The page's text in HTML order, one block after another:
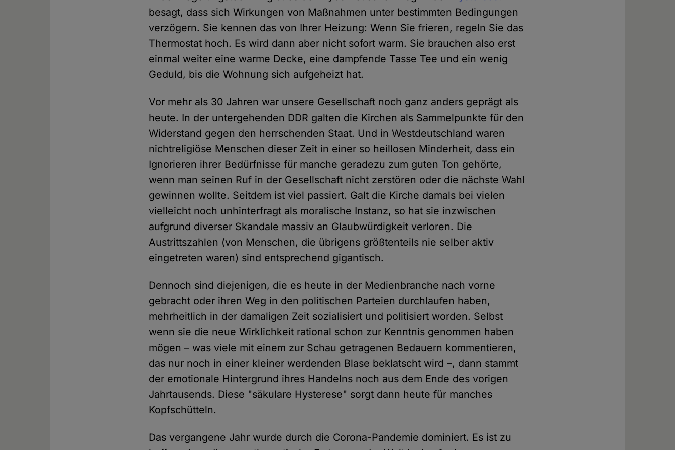
besagt, dass sich Wirkungen von Maßnahmen unter bestimmten Bedingungen
verzögern. Sie kennen das von Ihrer Heizung: Wenn Sie frieren, regeln Sie das
Thermostat hoch. Es wird dann aber nicht sofort warm. Sie brauchen also erst
einmal weiter eine warme Decke, eine dampfende Tasse Tee und ein wenig
Geduld, bis die Wohnung sich aufgeheizt hat.
Vor mehr als 30 Jahren war unsere Gesellschaft noch ganz anders geprägt als
heute. In der untergehenden DDR galten die Kirchen als Sammelpunkte für den
Widerstand gegen den herrschenden Staat. Und in Westdeutschland waren
nichtreligiöse Menschen dieser Zeit in einer so heillosen Minderheit, dass ein
Ignorieren ihrer Bedürfnisse für manche geradezu zum guten Ton gehörte,
wenn man seinen Ruf in der Gesellschaft nicht zerstören oder die nächste Wahl
gewinnen wollte. Seitdem ist viel passiert. Galt die Kirche damals bei vielen
vielleicht noch unhinterfragt als moralische Instanz, so hat sie inzwischen
aufgrund diverser Skandale massiv an Glaubwürdigkeit verloren. Die
Austrittszahlen (von Menschen, die übrigens größtenteils nie selber aktiv
eingetreten waren) sind entsprechend gigantisch.
Dennoch sind diejenigen, die es heute in der Medienbranche nach vorne
gebracht oder ihren Weg in den politischen Parteien durchlaufen haben,
mehrheitlich in der damaligen Zeit sozialisiert und politisiert worden. Selbst
wenn sie die neue Wirklichkeit rational schon zur Kenntnis genommen haben
mögen – was viele mit einem zur Schau getragenen Bedauern kommentieren,
das nur noch in einer kleiner werdenden Blase beklatscht wird –, dann stammt
der emotionale Hintergrund ihres Handelns noch aus dem Ende des vorigen
Jahrtausends. Diese "säkulare Hysterese" sorgt dann heute für manches
Kopfschütteln.
Das vergangene Jahr wurde durch die Corona-Pandemie dominiert. Es ist zu